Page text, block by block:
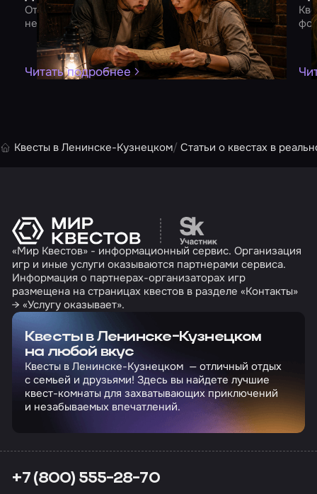
От квеста до романтического ужина – 10 идей для
незабываемого вечера вдвоем
Читать подробнее
Квесты в Ленинске-Кузнецком Статьи о квестах в
Перейти на сайт
«Мир Квестов» - информационный сервис. Организация
игр и иные услуги оказываются партнерами сервиса.
Информация о партнерах-организаторах игр
размещена на страницах квестов в разделе «Контакты»
→ «Услугу оказывает».
Квесты в Ленинске-Кузнецком
на любой вкус
Квесты в Ленинске-Кузнецком — отличный отдых
с семьей и друзьями! Здесь вы найдете лучшие
квест-комнаты для захватывающих приключений
и незабываемых впечатлений.
+7 (800) 555-28-70